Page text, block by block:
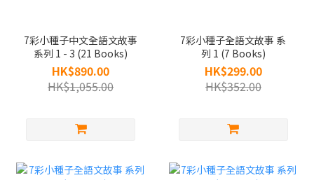
7彩小種子中文全語文故事
系列 1 - 3 (21 Books)
HK$890.00
HK$1,055.00
7彩小種子全語文故事 系
列 1 (7 Books)
HK$299.00
HK$352.00